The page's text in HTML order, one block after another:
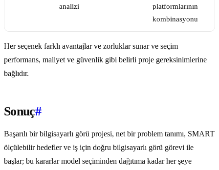
analizi
platformlarının
kombinasyonu
Her seçenek farklı avantajlar ve zorluklar sunar ve seçim
performans, maliyet ve güvenlik gibi belirli proje gereksinimlerine
bağlıdır.
Sonuç#
Başarılı bir bilgisayarlı görü projesi, net bir problem tanımı, SMART
ölçülebilir hedefler ve iş için doğru bilgisayarlı görü görevi ile
başlar; bu kararlar model seçiminden dağıtıma kadar her şeye